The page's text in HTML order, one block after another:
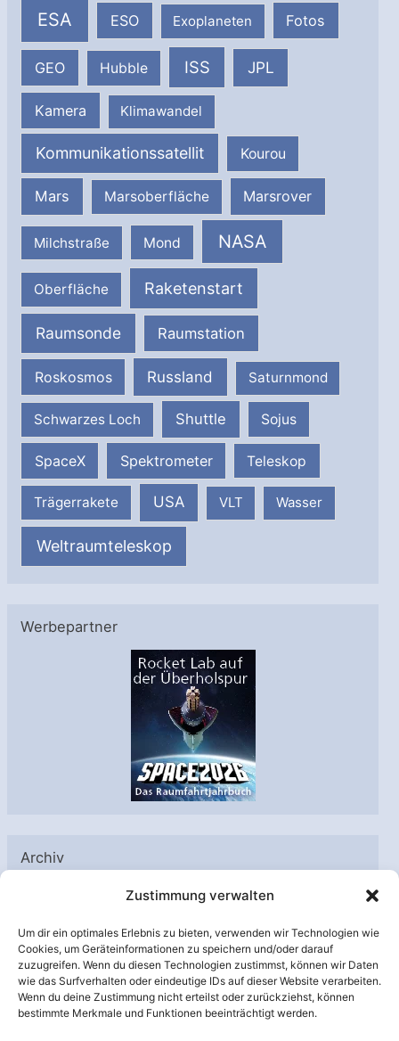
Zustimmung verwalten
Um dir ein optimales Erlebnis zu bieten, verwenden wir Technologien wie
Cookies, um Geräteinformationen zu speichern und/oder darauf
zuzugreifen. Wenn du diesen Technologien zustimmst, können wir Daten
wie das Surfverhalten oder eindeutige IDs auf dieser Website verarbeiten.
Wenn du deine Zustimmung nicht erteilst oder zurückziehst, können
bestimmte Merkmale und Funktionen beeinträchtigt werden.
ESA ESO Exoplaneten Fotos
GEO Hubble ISS JPL
Kamera Klimawandel
Kommunikationssatellit Kourou
Mars Marsoberfläche Marsrover
Milchstraße Mond NASA
Oberfläche Raketenstart
Raumsonde Raumstation
Roskosmos Russland Saturnmond
Schwarzes Loch Shuttle Sojus
SpaceX Spektrometer Teleskop
Trägerrakete USA VLT Wasser
Weltraumteleskop
Werbepartner
Archiv
c
h
i
v
Unterstützt von: